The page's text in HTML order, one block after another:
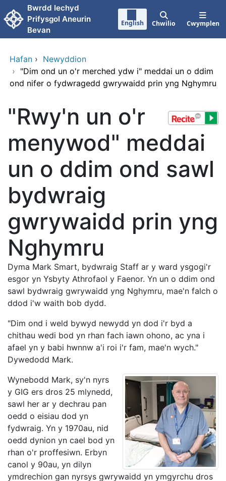
Neidio i'r prif gynnwy
Bwrdd Iechyd
Prifysgol Aneurin
Bevan
English Chwilio Cwymplen
Hafan › Newyddion
› "Dim ond un o'r merched ydw i" meddai un o ddim
ond nifer o fydwragedd gwrywaidd prin yng Nghymru
"Rwy'n un o'r
menywod" meddai
un o ddim ond sawl
bydwraig
gwrywaidd prin yng
Nghymru
Dyma Mark Smart, bydwraig Staff ar y ward ysgogi'r
esgor yn Ysbyty Athrofaol y Faenor. Yn un o ddim ond
sawl bydwraig gwrywaidd yng Nghymru, mae'n falch o
ddod i'w waith bob dydd.
"Dim ond i weld bywyd newydd yn dod i'r byd a
chithau wedi bod yn rhan fach iawn ohono, ac yna i
afael yn y babi hwnnw a'i roi i'r fam, mae'n wych."
Dywedodd Mark.
Wynebodd Mark, sy'n nyrs
y GIG ers dros 25 mlynedd,
sawl her ar y dechrau pan
oedd o eisiau dod yn
fydwraig. Yn y 1970au, nid
oedd dynion yn cael bod yn
rhan o'r proffesiwn. Erbyn
canol y 90au, yn dilyn
ymdrechion gan nyrsys gwrywaidd yn ymgyrchu dros